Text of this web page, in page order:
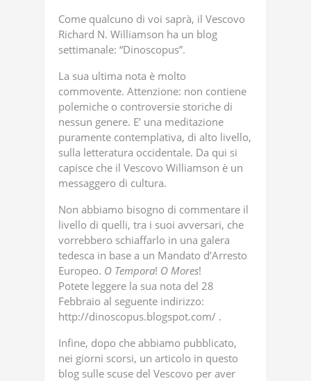
Come qualcuno di voi saprà, il Vescovo
Richard N. Williamson ha un blog
settimanale: “Dinoscopus”.
La sua ultima nota è molto
commovente. Attenzione: non contiene
polemiche o controversie storiche di
nessun genere. E’ una meditazione
puramente contemplativa, di alto livello,
sulla letteratura occidentale. Da qui si
capisce che il Vescovo Williamson è un
messaggero di cultura.
Non abbiamo bisogno di commentare il
livello di quelli, tra i suoi avversari, che
vorrebbero schiaffarlo in una galera
tedesca in base a un Mandato d’Arresto
Europeo. O Tempora! O Mores!
Potete leggere la sua nota del 28
Febbraio al seguente indirizzo:
http://dinoscopus.blogspot.com/ .
Infine, dopo che abbiamo pubblicato,
nei giorni scorsi, un articolo in questo
blog sulle scuse del Vescovo per aver